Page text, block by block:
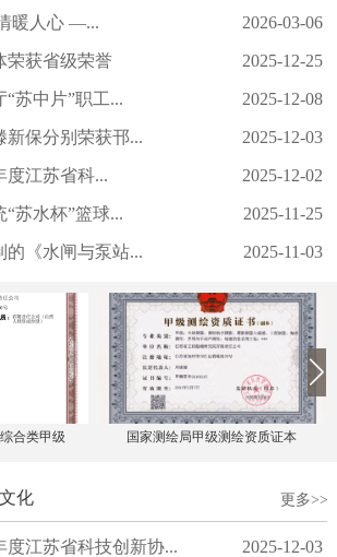
专项急救培训
传承五四精神 勇担发展使命——我公司召开五四青年节座谈会
暖人心 —... 2026-03-06
荣获省级荣誉 2025-12-25
苏中片”职工... 2025-12-08
新保分别荣获邗... 2025-12-03
度江苏省科... 2025-12-02
苏水杯”篮球... 2025-11-25
的《水闸与泵站... 2025-11-03
合类甲级 国家测绘局甲级测绘资质证本
化 更多>>
度江苏省科技创新协... 2025-12-03